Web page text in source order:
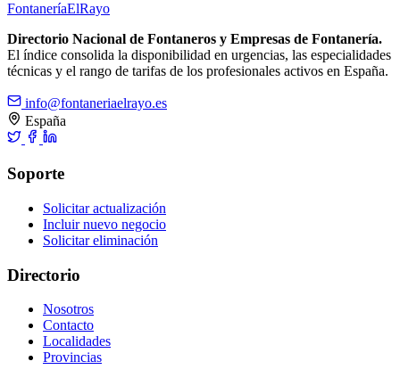
FontaneríaElRayo
Directorio Nacional de Fontaneros y Empresas de Fontanería.
El índice consolida la disponibilidad en urgencias, las especialidades
técnicas y el rango de tarifas de los profesionales activos en España.
info@fontaneriaelrayo.es
España
Soporte
Solicitar actualización
Incluir nuevo negocio
Solicitar eliminación
Directorio
Nosotros
Contacto
Localidades
Provincias